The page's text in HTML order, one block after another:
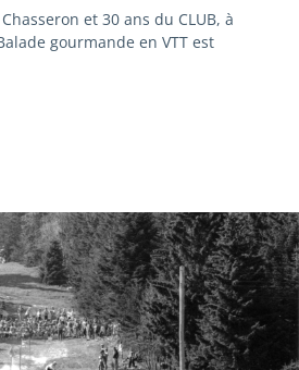
et 30 ans du CLUB, à
gourmande en VTT est